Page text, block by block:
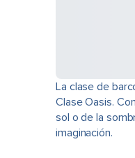
La clase de
Clase Oasis.
sol o de la
imaginación.